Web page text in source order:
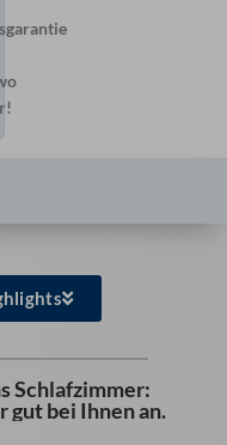
Schlafzimmer:
gut bei Ihnen an.